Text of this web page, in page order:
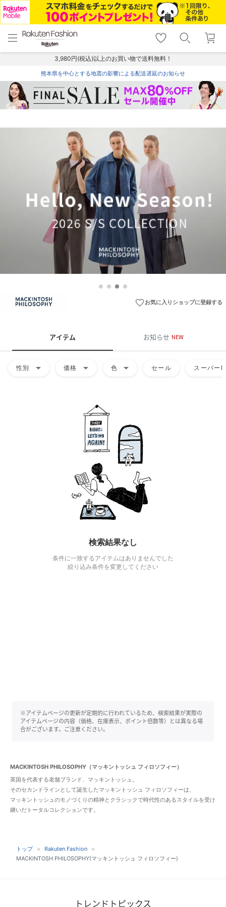
menu home
トップ
shopping_cart lock_outline
ログイン
3,980円(税込)以上のお買い物で送料無料！
熊本県を中心とする地震の影響による配送遅延のお知らせ
favorite_borderお気に入りショップに登録する
アイテム お知らせ NEW
性別 arrow_drop_down 価格 arrow_drop_down 色 arrow_drop_down セール スーパー
検索結果なし
条件に一致するアイテムはありませんでした
絞り込み条件を変更してください
※アイテムページの更新が定期的に行われているため、検索結果が実際の
アイテムページの内容（価格、在庫表示、ポイント倍数等）とは異なる場
合がございます。ご注意ください。
MACKINTOSH PHILOSOPHY（マッキントッシュ フィロソフィー）
英国を代表する老舗ブランド、マッキントッシュ。
そのセカンドラインとして誕生したマッキントッシュ フィロソフィーは、
マッキントッシュのモノづくりの精神とクラシックで時代性のあるスタイルを受け
継いだトータルコレクションです。
トップ
Rakuten Fashion
MACKINTOSH PHILOSOPHY(マッキントッシュ フィロソフィー)
トレンドトピックス